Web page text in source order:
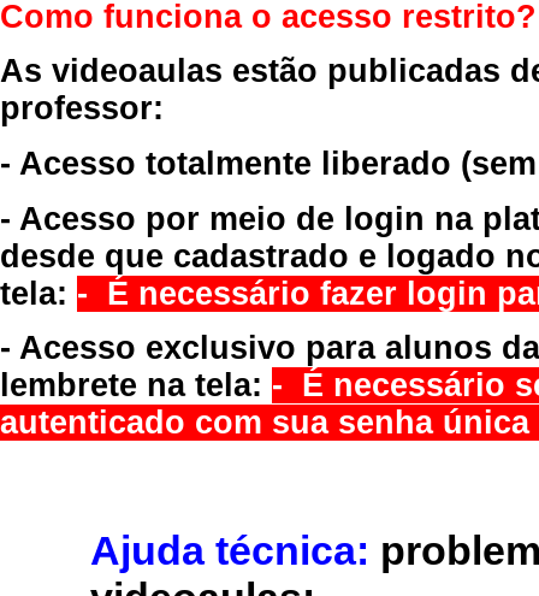
Como funciona o acesso restrito?
As videoaulas estão publicadas
professor:
- Acesso totalmente liberado
- Acesso por meio de login na
desde que cadastrado e logado
tela: - É necessário fazer login
- Acesso exclusivo para alunos
lembrete na tela: - É necessário
autenticado com sua senha
Ajuda técnica: